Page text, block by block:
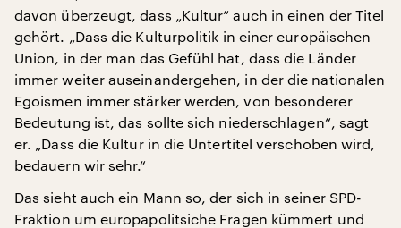
davon überzeugt, dass „Kultur“ auch in einen der Titel
gehört. „Dass die Kulturpolitik in einer europäischen
Union, in der man das Gefühl hat, dass die Länder
immer weiter auseinandergehen, in der die nationalen
Egoismen immer stärker werden, von besonderer
Bedeutung ist, das sollte sich niederschlagen“, sagt
er. „Dass die Kultur in die Untertitel verschoben wird,
bedauern wir sehr.“
Das sieht auch ein Mann so, der sich in seiner SPD-
Fraktion um europapolitsiche Fragen kümmert und